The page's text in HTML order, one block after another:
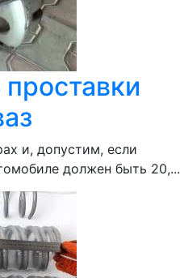
и, допустим, если
должен быть 20,...